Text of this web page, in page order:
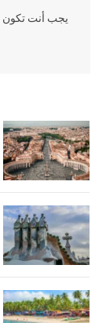
يجب أنت تكون